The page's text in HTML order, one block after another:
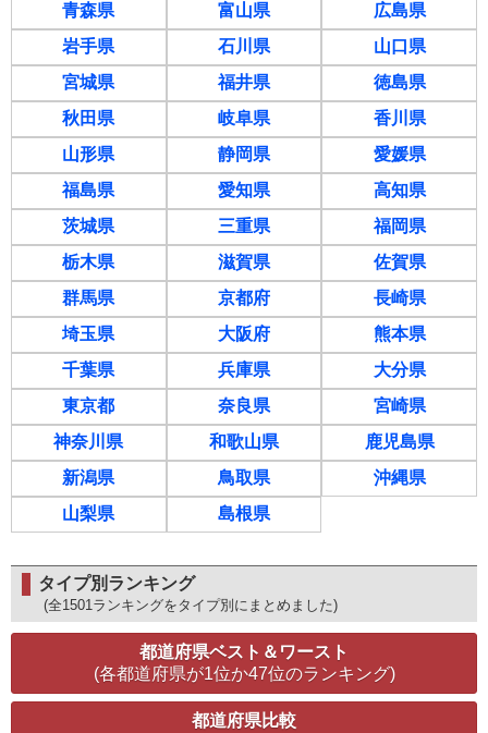
青森県
岩手県
宮城県
秋田県
山形県
福島県
茨城県
栃木県
群馬県
埼玉県
千葉県
東京都
神奈川県
新潟県
山梨県
富山県
石川県
福井県
岐阜県
静岡県
愛知県
三重県
滋賀県
京都府
大阪府
兵庫県
奈良県
和歌山県
鳥取県
島根県
広島県
山口県
徳島県
香川県
愛媛県
高知県
福岡県
佐賀県
長崎県
熊本県
大分県
宮崎県
鹿児島県
沖縄県
タイプ別ランキング
(全1501ランキングをタイプ別にまとめました)
都道府県ベスト＆ワースト
(各都道府県が1位か47位のランキング)
都道府県比較